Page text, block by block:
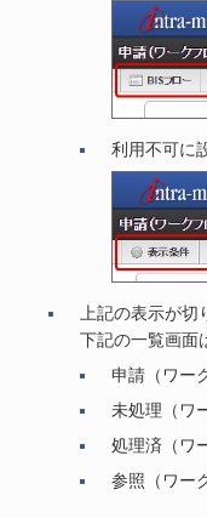
利用不可に
上記の表示が
下記の一覧画面
申請（ワー
未処理（ワ
処理済（ワ
参照（ワー